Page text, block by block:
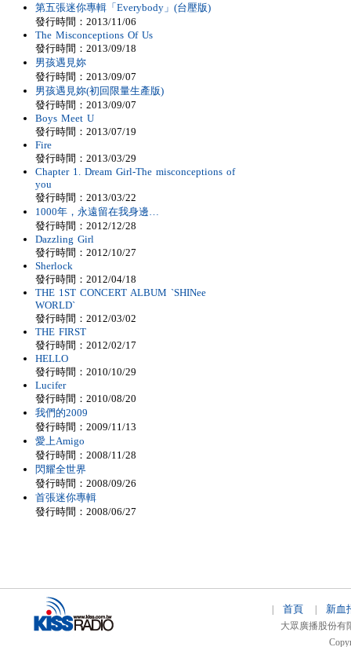
第五張迷你專輯「Everybody」(台壓版)
發行時間：2013/11/06
The Misconceptions Of Us
發行時間：2013/09/18
男孩遇見妳
發行時間：2013/09/07
男孩遇見妳(初回限量生產版)
發行時間：2013/09/07
Boys Meet U
發行時間：2013/07/19
Fire
發行時間：2013/03/29
Chapter 1. Dream Girl-The misconceptions of
you
發行時間：2013/03/22
1000年，永遠留在我身邊…
發行時間：2012/12/28
Dazzling Girl
發行時間：2012/10/27
Sherlock
發行時間：2012/04/18
THE 1ST CONCERT ALBUM `SHINee
WORLD`
發行時間：2012/03/02
THE FIRST
發行時間：2012/02/17
HELLO
發行時間：2010/10/29
Lucifer
發行時間：2010/08/20
我們的2009
發行時間：2009/11/13
愛上Amigo
發行時間：2008/11/28
閃耀全世界
發行時間：2008/09/26
首張迷你專輯
發行時間：2008/06/27
首頁 新血
大眾廣播股份有